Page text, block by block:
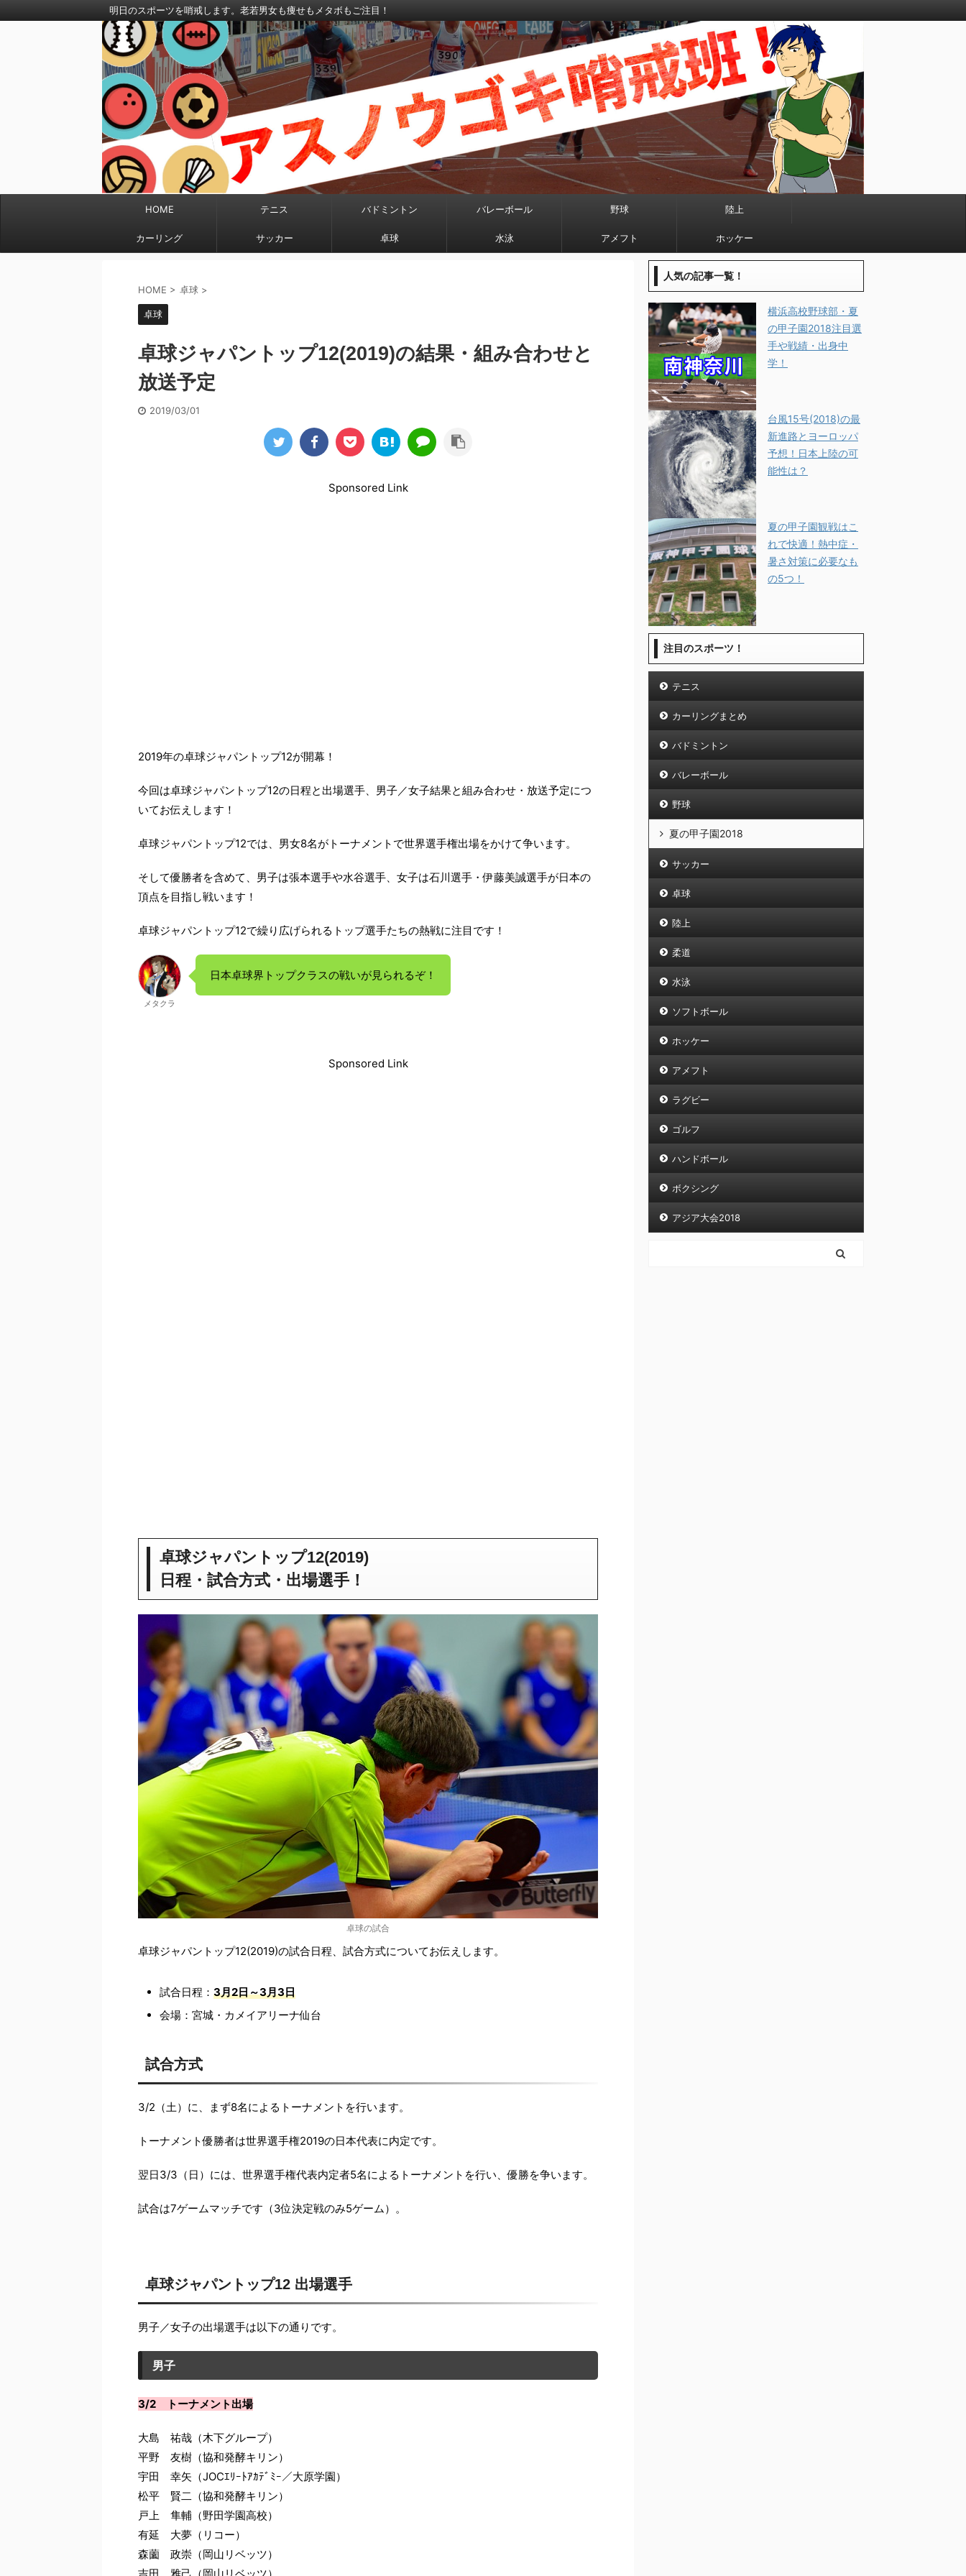
明日のスポーツを哨戒します。老若男女も痩せもメタボもご注目！
HOME テニス バドミントン バレーボール 野球 陸上
カーリング サッカー 卓球 水泳 アメフト ホッケー
HOME > 卓球 >
卓球
卓球ジャパントップ12(2019)の結果・組み合わせと
放送予定
2019/03/01
Sponsored Link
2019年の卓球ジャパントップ12が開幕！
今回は卓球ジャパントップ12の日程と出場選手、男子／女子結果と組み合わせ・放送予定につ
いてお伝えします！
卓球ジャパントップ12では、男女8名がトーナメントで世界選手権出場をかけて争います。
そして優勝者を含めて、男子は張本選手や水谷選手、女子は石川選手・伊藤美誠選手が日本の
頂点を目指し戦います！
卓球ジャパントップ12で繰り広げられるトップ選手たちの熱戦に注目です！
メタクラ
日本卓球界トップクラスの戦いが見られるぞ！
Sponsored Link
卓球ジャパントップ12(2019)
日程・試合方式・出場選手！
卓球の試合
卓球ジャパントップ12(2019)の試合日程、試合方式についてお伝えします。
試合日程： 3月2日～3月3日
会場：宮城・カメイアリーナ仙台
試合方式
3/2（土）に、まず8名によるトーナメントを行います。
トーナメント優勝者は世界選手権2019の日本代表に内定です。
翌日3/3（日）には、世界選手権代表内定者5名によるトーナメントを行い、優勝を争います。
試合は7ゲームマッチです（3位決定戦のみ5ゲーム）。
卓球ジャパントップ12 出場選手
男子／女子の出場選手は以下の通りです。
男子
3/2 トーナメント出場
大島 祐哉（木下グループ）
平野 友樹（協和発酵キリン）
宇田 幸矢（JOCｴﾘｰﾄｱｶﾃﾞﾐｰ／大原学園）
松平 賢二（協和発酵キリン）
戸上 隼輔（野田学園高校）
有延 大夢（リコー）
森薗 政崇（岡山リベッツ）
吉田 雅己（岡山リベッツ）
人気の記事一覧！
横浜高校野球部・夏
の甲子園2018注目選
手や戦績・出身中
学！
台風15号(2018)の最
新進路とヨーロッパ
予想！日本上陸の可
能性は？
夏の甲子園観戦はこ
れで快適！熱中症・
暑さ対策に必要なも
の5つ！
注目のスポーツ！
テニス
カーリングまとめ
バドミントン
バレーボール
野球
夏の甲子園2018
サッカー
卓球
陸上
柔道
水泳
ソフトボール
ホッケー
アメフト
ラグビー
ゴルフ
ハンドボール
ボクシング
アジア大会2018